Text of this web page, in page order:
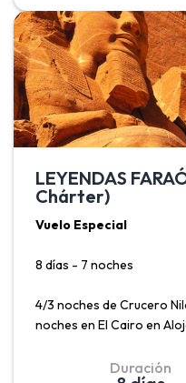
Hatshepsut, Colosos de
de Kom Ombo, Templo
típico egipcio, además
de las Pirámides y la
LEYENDAS
Chárter)
Vuelo Especial
8 días - 7 noches
4/3 noches de Crucero
noches en El Cairo en
Salidas Madrid: Lunes,
Duración